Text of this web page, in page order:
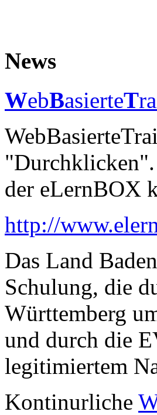
News
WebBasierteT
"Durchklicken".
der eLernBOX
http://
Das Land
Schulung, die
Württemberg
und durch die
legitimiertem
Kontinurliche